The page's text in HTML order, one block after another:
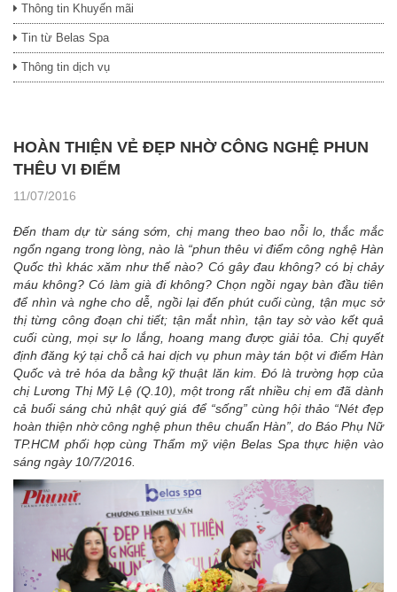
Thông tin Khuyến mãi
Tin từ Belas Spa
Thông tin dịch vụ
HOÀN THIỆN VẺ ĐẸP NHỜ CÔNG NGHỆ PHUN
THÊU VI ĐIỂM
11/07/2016
Đến tham dự từ sáng sớm, chị mang theo bao nỗi lo, thắc mắc
ngổn ngang trong lòng, nào là “phun thêu vi điểm công nghệ Hàn
Quốc thì khác xăm như thế nào? Có gây đau không? có bị chảy
máu không? Có làm già đi không? Chọn ngồi ngay bàn đầu tiên
để nhìn và nghe cho dễ, ngồi lại đến phút cuối cùng, tận mục sở
thị từng công đoạn chi tiết; tận mắt nhìn, tận tay sờ vào kết quả
cuối cùng, mọi sự lo lắng, hoang mang được giải tỏa. Chị quyết
định đăng ký tại chỗ cả hai dịch vụ phun mày tán bột vi điểm Hàn
Quốc và trẻ hóa da bằng kỹ thuật lăn kim. Đó là trường hợp của
chị Lương Thị Mỹ Lệ (Q.10), một trong rất nhiều chị em đã dành
cả buổi sáng chủ nhật quý giá để “sống” cùng hội thảo “Nét đẹp
hoàn thiện nhờ công nghệ phun thêu chuẩn Hàn”, do Báo Phụ Nữ
TP.HCM phối hợp cùng Thẩm mỹ viện Belas Spa thực hiện vào
sáng ngày 10/7/2016.